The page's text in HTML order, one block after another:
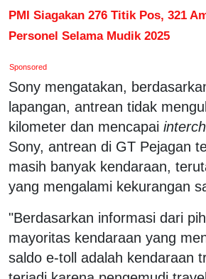
PMI Siagakan 276 Titik Pos, 321
Personel Selama Mudik 2025
Sponsored
Sony mengatakan,
lapangan, antrean tidak
kilometer dan mencapai
Sony, antrean di GT Pejagan
masih banyak kendaraan,
yang mengalami kekurangan
"Berdasarkan informasi dari
mayoritas kendaraan yang
saldo e-toll adalah kendaraan